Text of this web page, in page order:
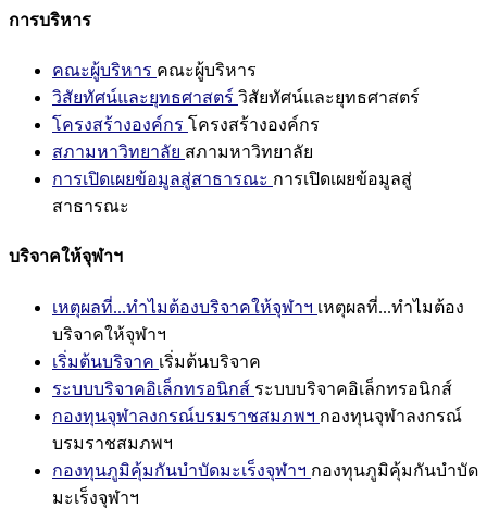
การบริหาร
คณะผู้บริหาร คณะผู้บริหาร
วิสัยทัศน์และยุทธศาสตร์ วิสัยทัศน์และยุทธศาสตร์
โครงสร้างองค์กร โครงสร้างองค์กร
สภามหาวิทยาลัย สภามหาวิทยาลัย
การเปิดเผยข้อมูลสู่สาธารณะ การเปิดเผยข้อมูลสู่
สาธารณะ
บริจาคให้จุฬาฯ
เหตุผลที่...ทำไมต้องบริจาคให้จุฬาฯ เหตุผลที่...ทำไมต้อง
บริจาคให้จุฬาฯ
เริ่มต้นบริจาค เริ่มต้นบริจาค
ระบบบริจาคอิเล็กทรอนิกส์ ระบบบริจาคอิเล็กทรอนิกส์
กองทุนจุฬาลงกรณ์บรมราชสมภพฯ กองทุนจุฬาลงกรณ์
บรมราชสมภพฯ
กองทุนภูมิคุ้มกันบำบัดมะเร็งจุฬาฯ กองทุนภูมิคุ้มกันบำบัด
มะเร็งจุฬาฯ